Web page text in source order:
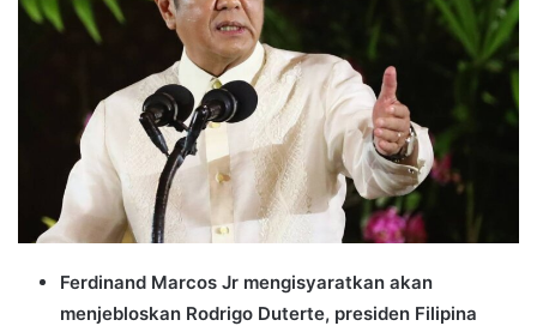
Ferdinand Marcos Jr mengisyaratkan akan
menjebloskan Rodrigo Duterte, presiden Filipina